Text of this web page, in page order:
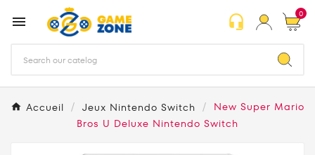
 headset_mic 0
Accueil Jeux Nintendo Switch
New Super Mario
Bros U Deluxe Nintendo Switch